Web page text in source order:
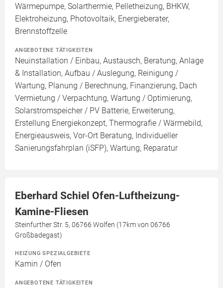
Wärmepumpe, Solarthermie, Pelletheizung, BHKW,
Elektroheizung, Photovoltaik, Energieberater,
Brennstoffzelle
ANGEBOTENE TÄTIGKEITEN
Neuinstallation / Einbau, Austausch, Beratung, Anlage
& Installation, Aufbau / Auslegung, Reinigung /
Wartung, Planung / Berechnung, Finanzierung, Dach
Vermietung / Verpachtung, Wartung / Optimierung,
Solarstromspeicher / PV Batterie, Erweiterung,
Erstellung Energiekonzept, Thermografie / Wärmebild,
Energieausweis, Vor-Ort Beratung, Individueller
Sanierungsfahrplan (iSFP), Wartung, Reparatur
Eberhard Schiel Ofen-Luftheizung-
Kamine-Fliesen
Steinfurther Str. 5, 06766 Wolfen (17km von 06766
Großbadegast)
HEIZUNG SPEZIALGEBIETE
Kamin / Ofen
ANGEBOTENE TÄTIGKEITEN